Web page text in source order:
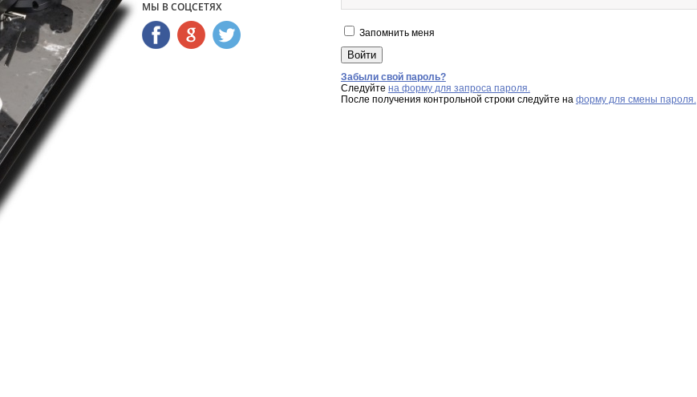
МЫ В СОЦСЕТЯХ
Запомнить меня
Забыли свой пароль?
Следуйте на форму для запроса пароля.
После получения контрольной строки следуйте на форму для смены пароля.